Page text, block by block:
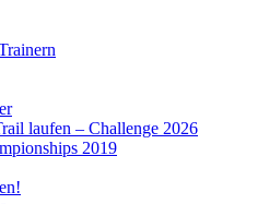
laufen – Challenge 2026
2019